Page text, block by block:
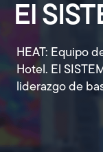
El
HEAT: Equipo
Hotel. El
liderazgo de